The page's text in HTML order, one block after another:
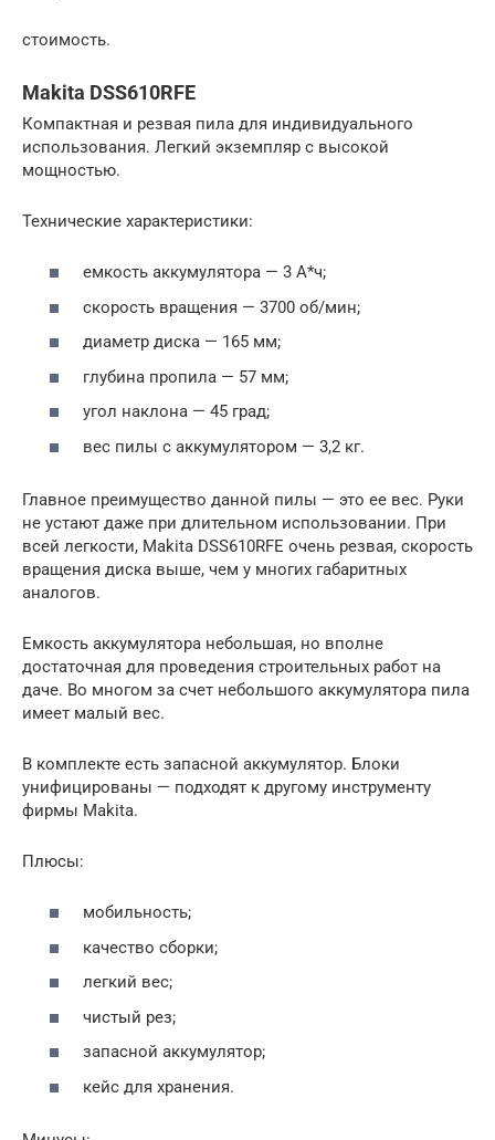
стоимость.
Makita DSS610RFE
Компактная и резвая пила для индивидуального
использования. Легкий экземпляр с высокой
мощностью.
Технические характеристики:
емкость аккумулятора — 3 А*ч;
скорость вращения — 3700 об/мин;
диаметр диска — 165 мм;
глубина пропила — 57 мм;
угол наклона — 45 град;
вес пилы с аккумулятором — 3,2 кг.
Главное преимущество данной пилы — это ее вес. Руки
не устают даже при длительном использовании. При
всей легкости, Makita DSS610RFE очень резвая, скорость
вращения диска выше, чем у многих габаритных
аналогов.
Емкость аккумулятора небольшая, но вполне
достаточная для проведения строительных работ на
даче. Во многом за счет небольшого аккумулятора пила
имеет малый вес.
В комплекте есть запасной аккумулятор. Блоки
унифицированы — подходят к другому инструменту
фирмы Makita.
Плюсы:
мобильность;
качество сборки;
легкий вес;
чистый рез;
запасной аккумулятор;
кейс для хранения.